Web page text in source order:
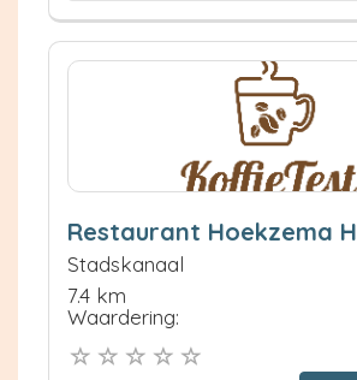
Restaurant Hoekzema H
Stadskanaal
7.4 km
Waardering: